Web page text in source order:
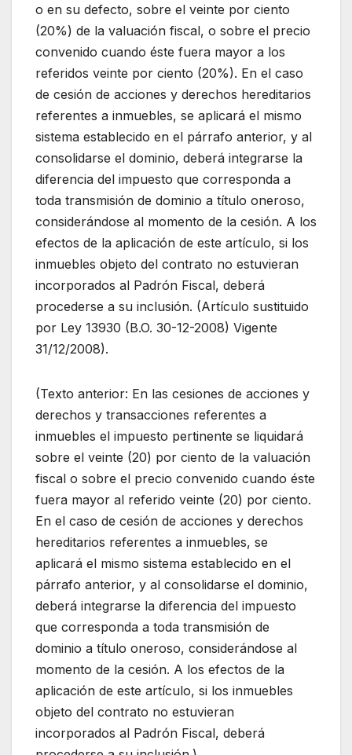
o en su defecto, sobre el veinte por ciento
(20%) de la valuación fiscal, o sobre el precio
convenido cuando éste fuera mayor a los
referidos veinte por ciento (20%). En el caso
de cesión de acciones y derechos hereditarios
referentes a inmuebles, se aplicará el mismo
sistema establecido en el párrafo anterior, y al
consolidarse el dominio, deberá integrarse la
diferencia del impuesto que corresponda a
toda transmisión de dominio a título oneroso,
considerándose al momento de la cesión. A los
efectos de la aplicación de este artículo, si los
inmuebles objeto del contrato no estuvieran
incorporados al Padrón Fiscal, deberá
procederse a su inclusión. (Artículo sustituido
por Ley 13930 (B.O. 30-12-2008) Vigente
31/12/2008).
(Texto anterior: En las cesiones de acciones y
derechos y transacciones referentes a
inmuebles el impuesto pertinente se liquidará
sobre el veinte (20) por ciento de la valuación
fiscal o sobre el precio convenido cuando éste
fuera mayor al referido veinte (20) por ciento.
En el caso de cesión de acciones y derechos
hereditarios referentes a inmuebles, se
aplicará el mismo sistema establecido en el
párrafo anterior, y al consolidarse el dominio,
deberá integrarse la diferencia del impuesto
que corresponda a toda transmisión de
dominio a título oneroso, considerándose al
momento de la cesión. A los efectos de la
aplicación de este artículo, si los inmuebles
objeto del contrato no estuvieran
incorporados al Padrón Fiscal, deberá